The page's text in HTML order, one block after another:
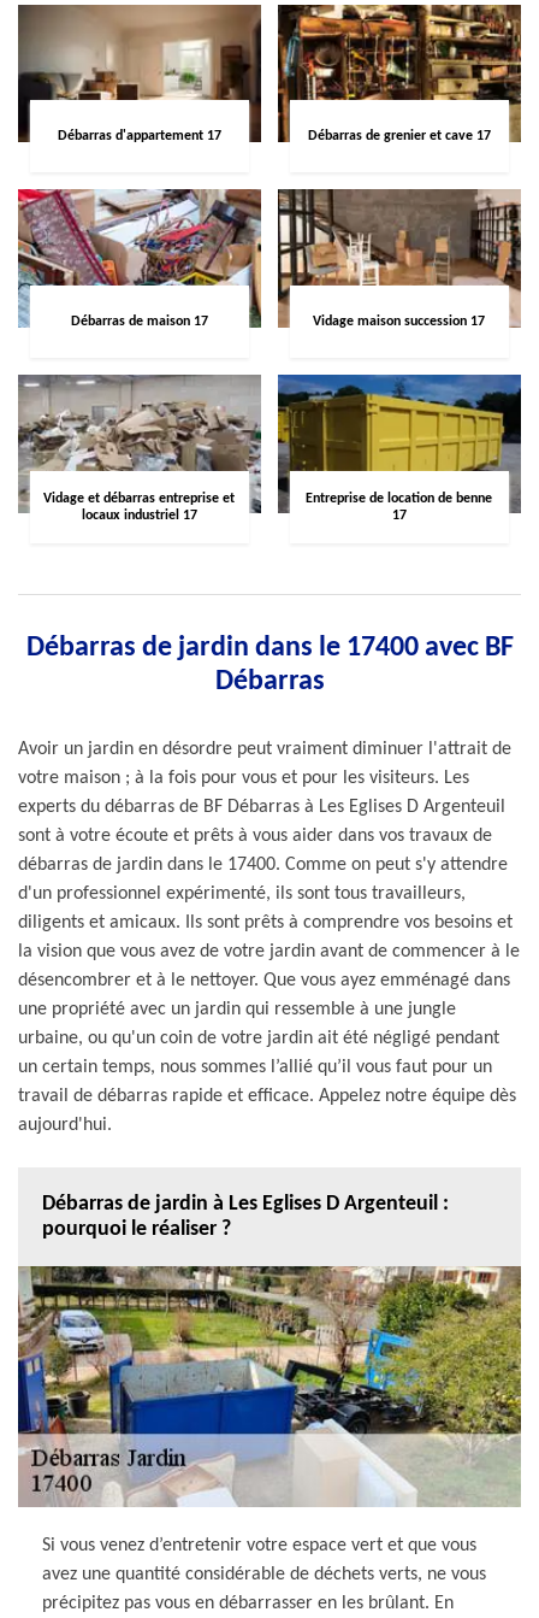
Débarras d'appartement 17 Débarras de grenier et cave 17
Débarras de maison 17 Vidage maison succession 17
Vidage et débarras entreprise et
locaux industriel 17
Entreprise de location de benne
17
Débarras de jardin dans le 17400 avec BF
Débarras
Avoir un jardin en désordre peut vraiment diminuer l'attrait de
votre maison ; à la fois pour vous et pour les visiteurs. Les
experts du débarras de BF Débarras à Les Eglises D Argenteuil
sont à votre écoute et prêts à vous aider dans vos travaux de
débarras de jardin dans le 17400. Comme on peut s'y attendre
d'un professionnel expérimenté, ils sont tous travailleurs,
diligents et amicaux. Ils sont prêts à comprendre vos besoins et
la vision que vous avez de votre jardin avant de commencer à le
désencombrer et à le nettoyer. Que vous ayez emménagé dans
une propriété avec un jardin qui ressemble à une jungle
urbaine, ou qu'un coin de votre jardin ait été négligé pendant
un certain temps, nous sommes l’allié qu’il vous faut pour un
travail de débarras rapide et efficace. Appelez notre équipe dès
aujourd'hui.
Débarras de jardin à Les Eglises D Argenteuil :
pourquoi le réaliser ?
Si vous venez d’entretenir votre espace vert et que vous
avez une quantité considérable de déchets verts, ne vous
précipitez pas vous en débarrasser en les brûlant. En